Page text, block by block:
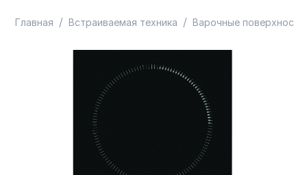
Главная / Встраиваемая техника / Варочные поверхности